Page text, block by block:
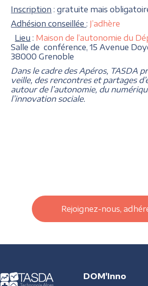
Inscription : gratuite mais
Adhésion conseillée: J’adhère
Lieu : Maison de l’autonomie du
Salle de conférence, 15 Avenue
38000 Grenoble
Dans le cadre des Apéros, TASDA
veille, des rencontres et partages
autour de l’autonomie, du
l’innovation sociale.
Rejoignez-nous,
DOM'Inno